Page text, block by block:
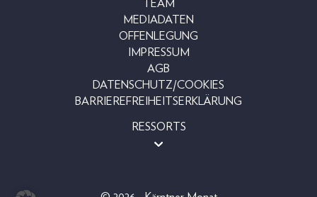
TEAM
MEDIADATEN
OFFENLEGUNG
IMPRESSUM
AGB
DATENSCHUTZ/COOKIES
BARRIEREFREIHEITSERKLÄRUNG
RESSORTS